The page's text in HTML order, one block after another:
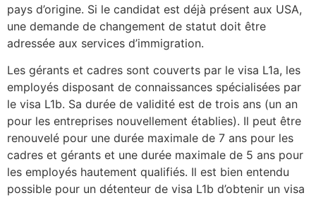
pays d’origine. Si le candidat est déjà présent aux USA,
une demande de changement de statut doit être
adressée aux services d’immigration.
Les gérants et cadres sont couverts par le visa L1a, les
employés disposant de connaissances spécialisées par
le visa L1b. Sa durée de validité est de trois ans (un an
pour les entreprises nouvellement établies). Il peut être
renouvelé pour une durée maximale de 7 ans pour les
cadres et gérants et une durée maximale de 5 ans pour
les employés hautement qualifiés. Il est bien entendu
possible pour un détenteur de visa L1b d’obtenir un visa